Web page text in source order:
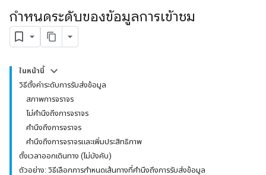
กําหนดระดับของข้อมูลการเข้าชม
ในหน้านี้
วิธีตั้งค่าระดับการรับส่งข้อมูล
สภาพการจราจร
ไม่คำนึงถึงการจราจร
คำนึงถึงการจราจร
คำนึงถึงการจราจรและเพิ่มประสิทธิภาพ
ตั้งเวลาออกเดินทาง (ไม่บังคับ)
ตัวอย่าง: วิธีเลือกการกำหนดเส้นทางที่คำนึงถึงการรับส่งข้อมูล